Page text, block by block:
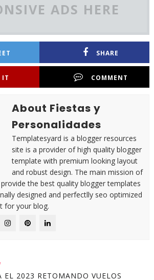
ADS HERE
SHARE
IT COMMENT
About Fiestas y
Personalidades
Templatesyard is a blogger resources
site is a provider of high quality blogger
template with premium looking layout
and robust design. The main mission of
the best quality blogger templates
designed and perfectlly seo optimized
for your blog.
EL 2023 RETOMANDO VUELOS